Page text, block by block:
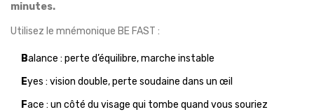
minutes.
Utilisez le mnémonique BE FAST :
Balance : perte d’équilibre, marche instable
Eyes : vision double, perte soudaine dans un œil
Face : un côté du visage qui tombe quand vous souriez